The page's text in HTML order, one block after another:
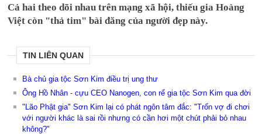
Cả hai theo dõi nhau trên mạng xã hội, thiếu gia Hoàng
Việt còn "thả tim" bài đăng của người đẹp này.
TIN LIÊN QUAN
Bà chủ gia tộc Sơn Kim điều trị ung thư
Ông Hồ Nhân - cựu CEO Nanogen, con rể gia tộc Sơn Kim qua đời
"Lão Phật gia" Sơn Kim lại có phát ngôn tâm đắc: "Trốn vợ đi chơi
với người khác là sai rồi nhưng có cần hơi một chút phải bỏ nhau
không?"